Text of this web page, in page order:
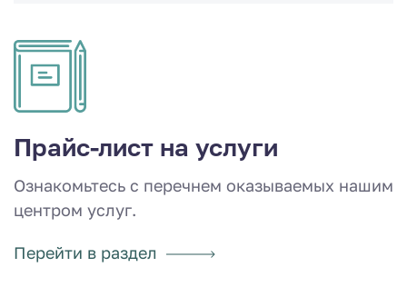
Прайс-лист на услуги
Ознакомьтесь с перечнем оказываемых нашим
центром услуг.
Перейти в раздел